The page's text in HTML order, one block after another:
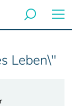
Leben\"